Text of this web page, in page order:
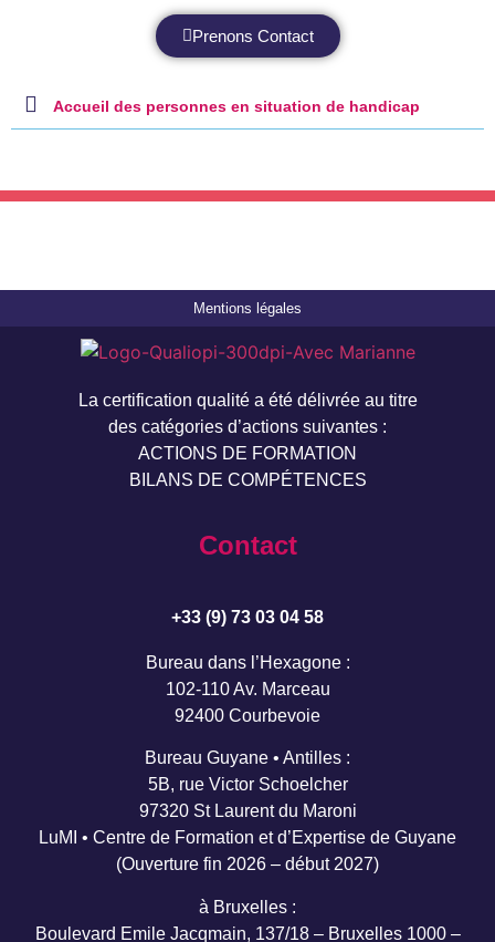
Prenons Contact
Accueil des personnes en situation de handicap
Mentions légales
La certification qualité a été délivrée au titre
des catégories d’actions suivantes :
ACTIONS DE FORMATION
BILANS DE COMPÉTENCES
Contact
+33 (9) 73 03 04 58
Bureau dans l’Hexagone :
102-110 Av. Marceau
92400 Courbevoie
Bureau Guyane • Antilles :
5B, rue Victor Schoelcher
97320 St Laurent du Maroni
LuMI • Centre de Formation et d’Expertise de Guyane
(Ouverture fin 2026 – début 2027)
à Bruxelles :
Boulevard Emile Jacqmain, 137/18 – Bruxelles 1000 –